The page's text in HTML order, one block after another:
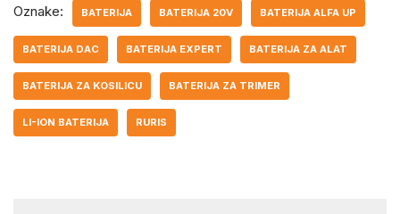
Oznake: BATERIJA BATERIJA 20V BATERIJA ALFA UP
BATERIJA DAC BATERIJA EXPERT BATERIJA ZA ALAT
BATERIJA ZA KOSILICU BATERIJA ZA TRIMER
LI-ION BATERIJA RURIS